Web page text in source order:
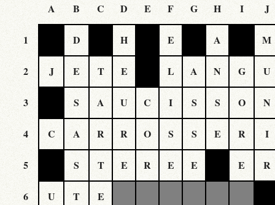
A B C D E F G H I J
1 D H E A M
2 J E T E L A N G U
3 S A U C I S S O N
4 C A R R O S S E R I
5 S T E R E E E R
6 U T E